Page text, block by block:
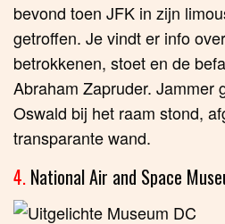
bevond toen JFK in zijn
getroffen. Je vindt er info
betrokkenen, stoet en de
Abraham Zapruder. Jammer
Oswald bij het raam stond,
transparante wand.
4. National Air and Space